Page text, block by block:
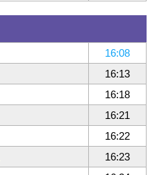
16:08
16:13
16:18
16:21
16:22
16:23